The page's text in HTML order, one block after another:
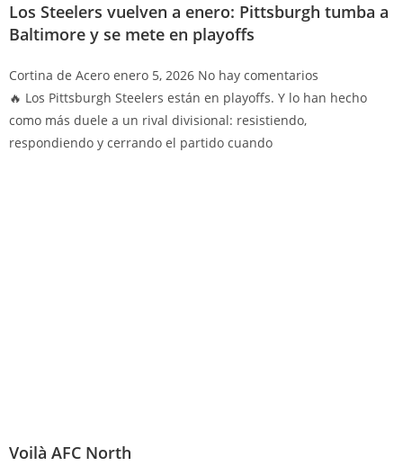
Los Steelers vuelven a enero: Pittsburgh tumba a
Baltimore y se mete en playoffs
Cortina de Acero enero 5, 2026 No hay comentarios
🔥 Los Pittsburgh Steelers están en playoffs. Y lo han hecho
como más duele a un rival divisional: resistiendo,
respondiendo y cerrando el partido cuando
Voilà AFC North